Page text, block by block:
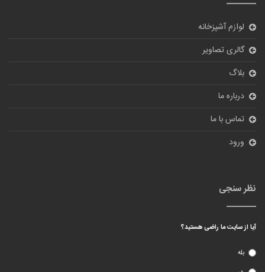
لوازم آشپزخانه
گالری تصاویر
بلاگ
درباره ما
تماس با ما
ورود
نظر سنجی
آیا از سایت ما راضی هستید؟
بله